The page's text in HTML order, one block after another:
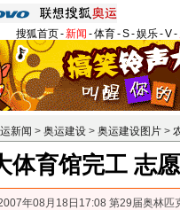
搜狐首页-新闻 -体育-S-娱乐-V-
新闻 > 奥运建设 > 奥运建设图片 >
体育馆完工 志
年08月18日17:08 第29届奥林匹